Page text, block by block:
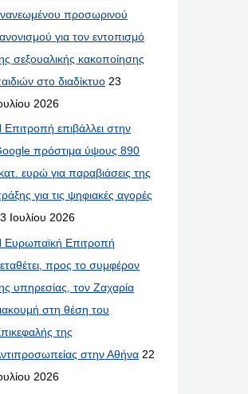
προσωρινού
για τον εντοπισμό
σεξουαλικής κακοποίησης
στο διαδίκτυο 23
2026
Επιτροπή επιβάλλει στην
πρόστιμα ύψους 890
ευρώ για παραβιάσεις της
για τις ψηφιακές αγορές
Ιουλίου 2026
Ευρωπαϊκή Επιτροπή
προς το συμφέρον
υπηρεσίας, τον Ζαχαρία
στη θέση του
της
στην Αθήνα 22
2026